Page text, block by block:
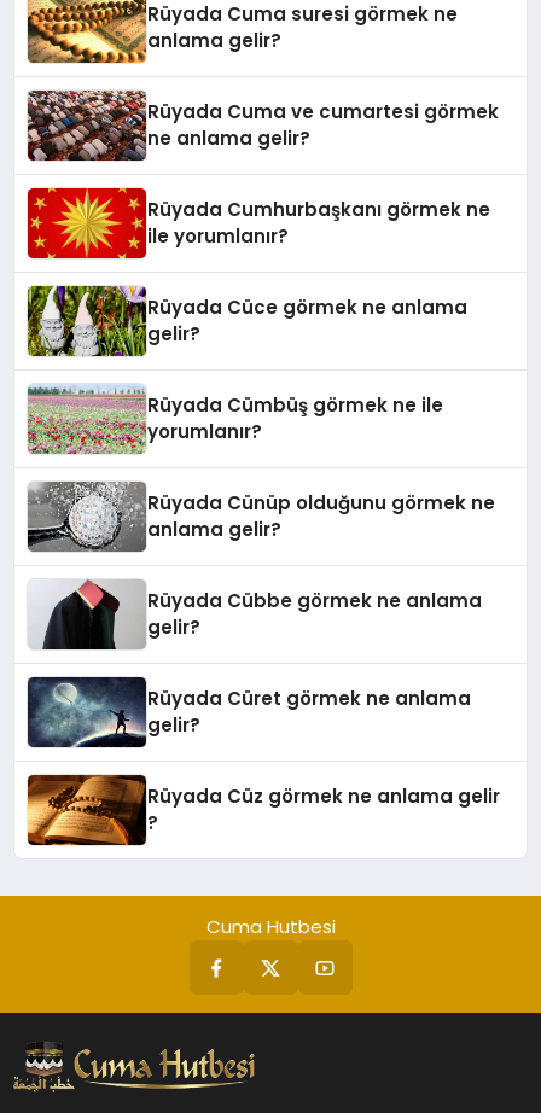
Rüyada Cuma suresi görmek ne
anlama gelir?
Rüyada Cuma ve cumartesi görmek
ne anlama gelir?
Rüyada Cumhurbaşkanı görmek ne
ile yorumlanır?
Rüyada Cüce görmek ne anlama
gelir?
Rüyada Cümbüş görmek ne ile
yorumlanır?
Rüyada Cünüp olduğunu görmek ne
anlama gelir?
Rüyada Cübbe görmek ne anlama
gelir?
Rüyada Cüret görmek ne anlama
gelir?
Rüyada Cüz görmek ne anlama gelir
?
Cuma Hutbesi